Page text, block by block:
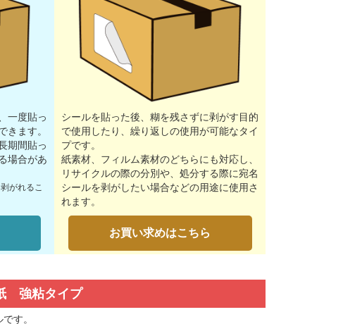
一度貼っ
きます。
期間貼っ
場合があ
がれるこ
シールを貼った後、糊を残さずに剥がす目的
で使用したり、繰り返しの使用が可能なタイ
プです。
紙素材、フィルム素材のどちらにも対応し、
リサイクルの際の分別や、処分する際に宛名
シールを剥がしたい場合などの用途に使用さ
れます。
お買い求めはこちら
強粘タイプ
す。